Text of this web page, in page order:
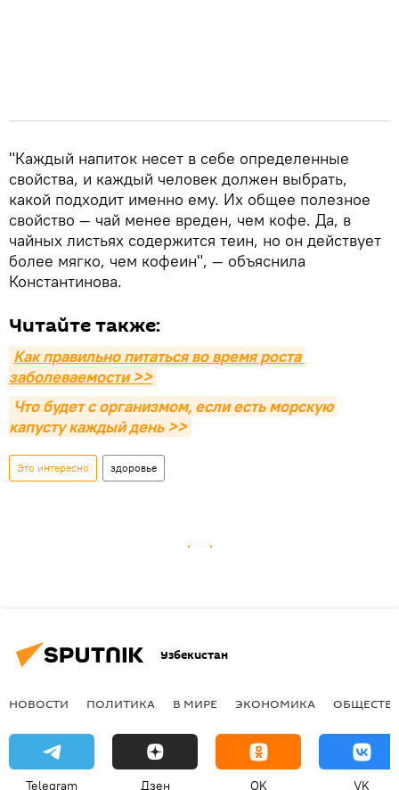
"Каждый напиток несет в себе определенные
свойства, и каждый человек должен выбрать,
какой подходит именно ему. Их общее полезное
свойство — чай менее вреден, чем кофе. Да, в
чайных листьях содержится теин, но он действует
более мягко, чем кофеин", — объяснила
Константинова.
Читайте также:
Как правильно питаться во время роста
заболеваемости >>
Что будет с организмом, если есть морскую
капусту каждый день >>
Это интересно здоровье
Узбекистан
НОВОСТИ ПОЛИТИКА В МИРЕ ЭКОНОМИКА
Telegram Дзен OK VK